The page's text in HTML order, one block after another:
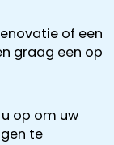
of een
graag een op
op om uw
te